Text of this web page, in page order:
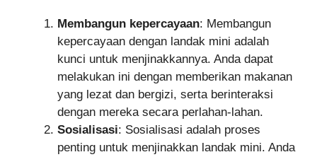
Membangun kepercayaan: Membangun
kepercayaan dengan landak mini adalah
kunci untuk menjinakkannya. Anda dapat
melakukan ini dengan memberikan makanan
yang lezat dan bergizi, serta berinteraksi
dengan mereka secara perlahan-lahan.
Sosialisasi: Sosialisasi adalah proses
penting untuk menjinakkan landak mini. Anda